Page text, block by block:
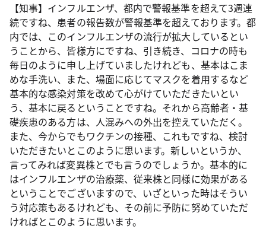
【知事】インフルエンザ、都内で警報基準を超えて3週連
続ですね、患者の報告数が警報基準を超えております。都
内では、このインフルエンザの流行が拡大しているとい
うことから、皆様方にですね、引き続き、コロナの時も
毎日のように申し上げていましたけれども、基本はこま
めな手洗い、また、場面に応じてマスクを着用するなど
基本的な感染対策を改めて心がけていただきたいとい
う、基本に戻るということですね。それから高齢者・基
礎疾患のある方は、人混みへの外出を控えていただく。
また、今からでもワクチンの接種、これもですね、検討
いただきたいとこのように思います。新しいというか、
言ってみれば変異株とでも言うのでしょうか。基本的に
はインフルエンザの治療薬、従来株と同様に効果がある
ということでございますので、いざといった時はそうい
う対応策もあるけれども、その前に予防に努めていただ
ければとこのように思います。